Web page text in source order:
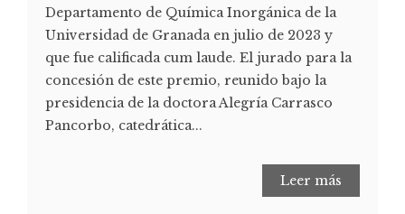
Departamento de Química Inorgánica de la
Universidad de Granada en julio de 2023 y
que fue calificada cum laude. El jurado para la
concesión de este premio, reunido bajo la
presidencia de la doctora Alegría Carrasco
Pancorbo, catedrática...
Leer más